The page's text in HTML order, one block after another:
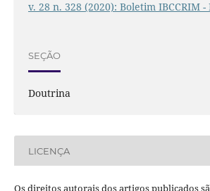
v. 28 n. 328 (2020): Boletim IBCCRIM
SEÇÃO
Doutrina
LICENÇA
Os direitos autorais dos artigos publicados